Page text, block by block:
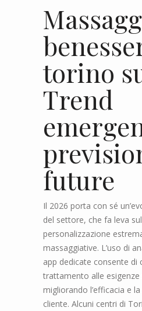
torino
Trend
future
Il 2026 porta con sé
del settore, che fa leva
personalizzazione
massaggiative. L’uso di
app dedicate consente di
trattamento alle esigenze
migliorando l’efficacia e
cliente. Alcuni centri di